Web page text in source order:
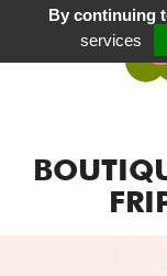
By continuing
services